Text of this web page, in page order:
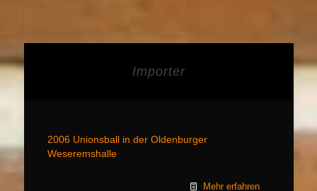
Importer
2006 Unionsball in der Oldenburger
Weseremshalle
Mehr erfahren